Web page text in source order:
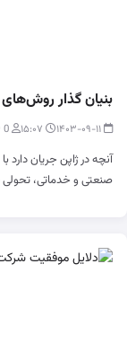
بنیان گذار
0
آنچه در ژاپن جریان
صنعتی و خدماتی،